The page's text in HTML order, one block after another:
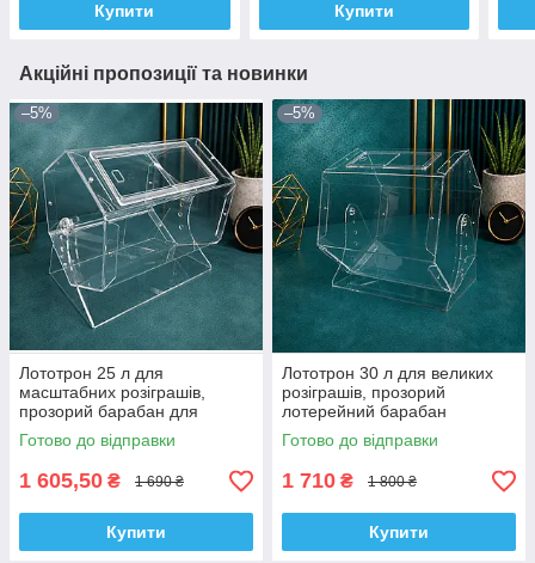
Купити Купити
Акційні пропозиції та новинки
–5%
Лототрон 25 л для
масштабних розіграшів,
прозорий барабан для
купонів
Готово до відправки
1 605,50 ₴ 1 690 ₴
Купити
–5%
Лототрон 30 л для великих
розіграшів, прозорий
лотерейний барабан
Готово до відправки
1 710 ₴ 1 800 ₴
Купити